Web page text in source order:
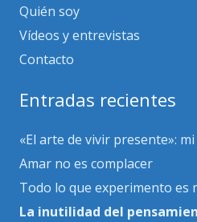
Quién soy
Vídeos y entrevistas
Contacto
Entradas recientes
«El arte de vivir presente»:
Amar no es complacer
Todo lo que experimento es
La inutilidad del